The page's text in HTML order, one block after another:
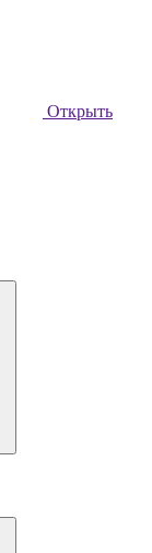
Открыть